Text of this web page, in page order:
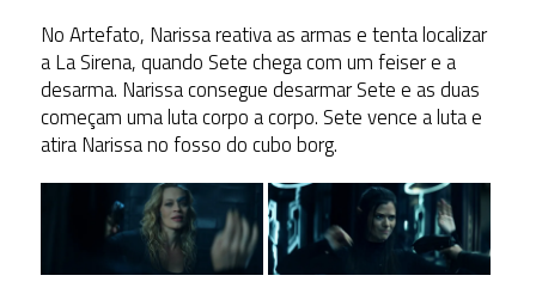
No Artefato, Narissa reativa as armas e tenta localizar
a La Sirena, quando Sete chega com um feiser e a
desarma. Narissa consegue desarmar Sete e as duas
começam uma luta corpo a corpo. Sete vence a luta e
atira Narissa no fosso do cubo borg.